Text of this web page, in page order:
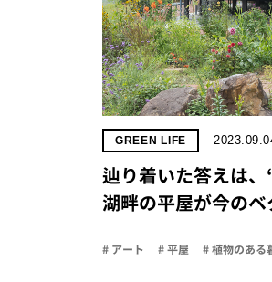
GREEN LIFE
辿り着いた答えは
湖畔の平屋が今のベ
# アート # 平屋 # 植物のある